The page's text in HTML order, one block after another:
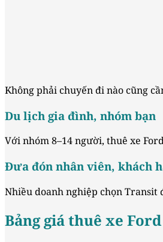
Không phải chuyến đi nào cũng
Du lịch gia đình, nhóm bạn
Với nhóm 8–14 người, thuê xe
Đưa đón nhân viên, khách
Nhiều doanh nghiệp chọn Transit
Bảng giá thuê xe